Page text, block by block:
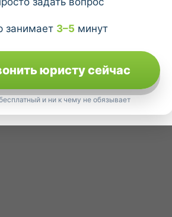
занимает 3–5 минут
юристу сейчас
и ни к чему не обязывает